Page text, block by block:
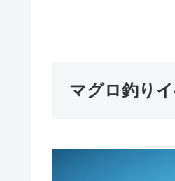
マグロ釣り